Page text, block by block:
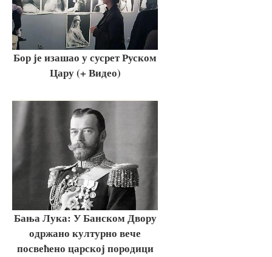
Бор је изашао у сусрет Руском
Цару (+ Видео)
Бања Лука: У Банском Двору
одржано културно вече
посвећено царској породици